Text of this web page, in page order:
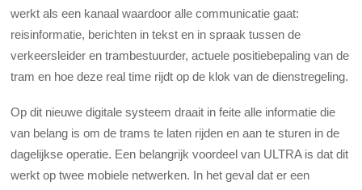
werkt als een kanaal waardoor alle communicatie gaat:
reisinformatie, berichten in tekst en in spraak tussen de
verkeersleider en trambestuurder, actuele positiebepaling van de
tram en hoe deze real time rijdt op de klok van de dienstregeling.
Op dit nieuwe digitale systeem draait in feite alle informatie die
van belang is om de trams te laten rijden en aan te sturen in de
dagelijkse operatie. Een belangrijk voordeel van ULTRA is dat dit
werkt op twee mobiele netwerken. In het geval dat er een